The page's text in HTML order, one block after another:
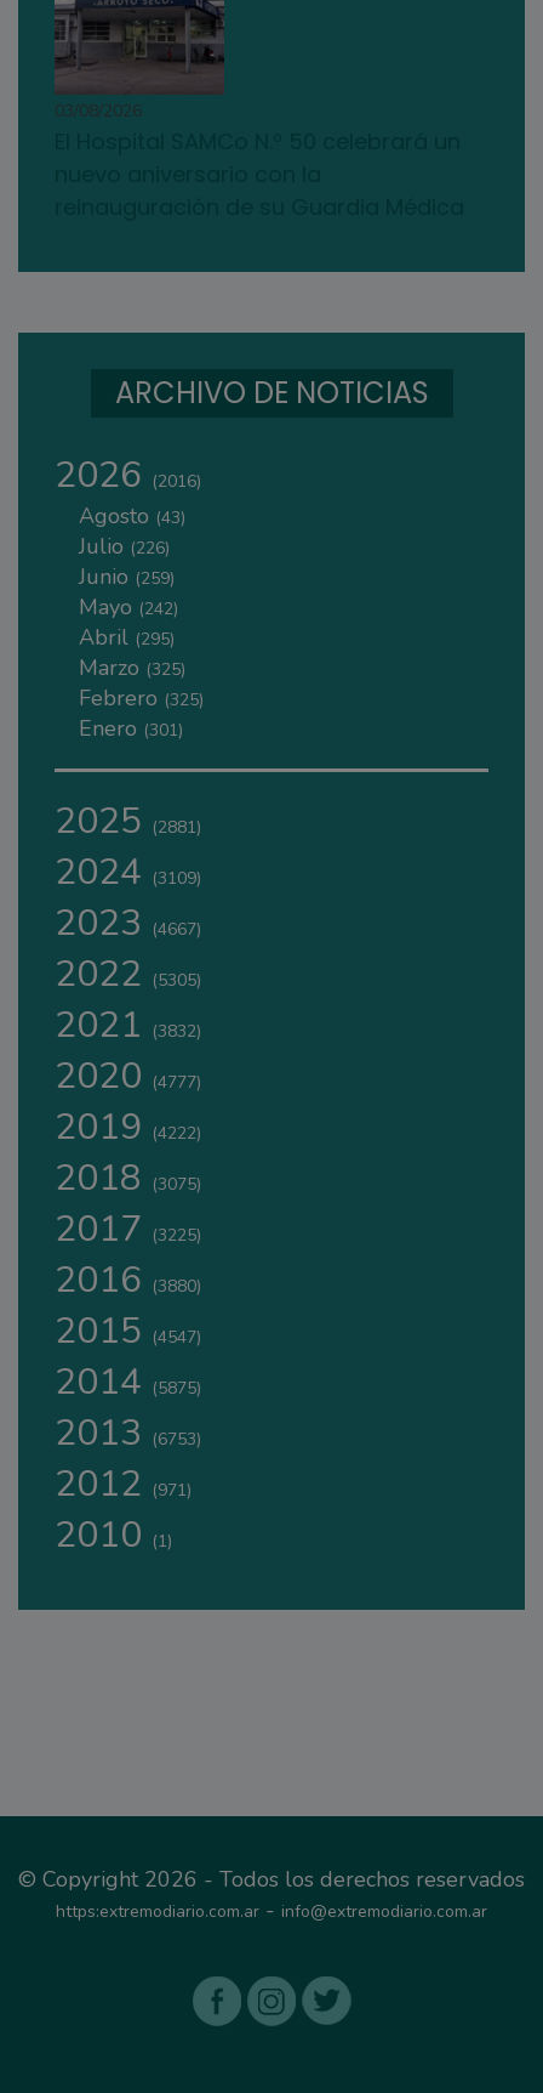
03/08/2026
ARCHIVO DE NOTICIAS
2026 (2016)
Agosto (43)
Julio (226)
Junio (259)
Mayo (242)
Abril (295)
Marzo (325)
Febrero (325)
Enero (301)
2025 (2881)
2024 (3109)
2023 (4667)
2022 (5305)
2021 (3832)
2020 (4777)
2019 (4222)
2018 (3075)
2017 (3225)
2016 (3880)
2015 (4547)
2014 (5875)
2013 (6753)
2012 (971)
2010 (1)
© Copyright 2026 - Todos los derechos reservados
https:extremodiario.com.ar - info@extremodiario.com.ar